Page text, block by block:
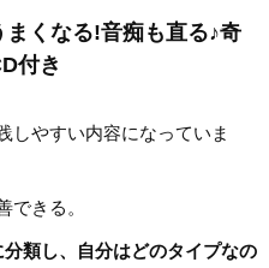
くなる!音痴も直る♪奇
付き
しやすい内容になっていま
できる。
類し、自分はどのタイプなの